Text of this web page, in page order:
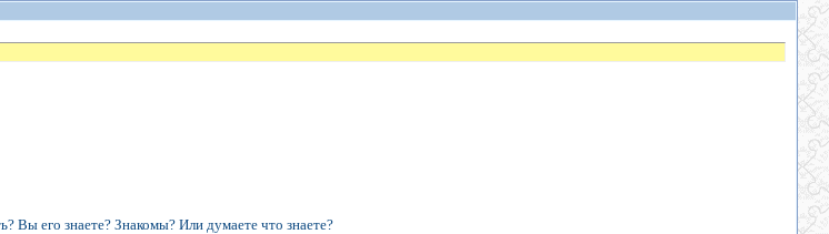
Вы его знаете? Знакомы? Или думаете что знаете?